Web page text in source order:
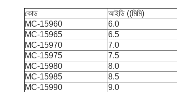
কোড আইডি ((মিমি)
MC-15960
6.0
MC-15965
6.5
MC-15970
7.0
MC-15975
7.5
MC-15980
8.0
MC-15985
8.5
MC-15990
9.0